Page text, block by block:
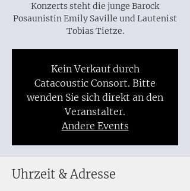
Konzerts steht die junge Barock
Posaunistin Emily Saville und Lautenist
Tobias Tietze.
Kein Verkauf durch
Catacoustic Consort. Bitte
wenden Sie sich direkt an den
Veranstalter.
Andere Events
Uhrzeit & Adresse